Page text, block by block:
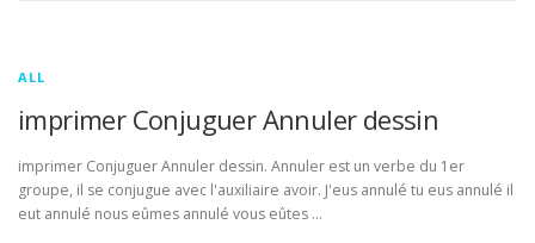
ALL
imprimer Conjuguer Annuler dessin
imprimer Conjuguer Annuler dessin. Annuler est un verbe du 1er
groupe, il se conjugue avec l'auxiliaire avoir. J'eus annulé tu eus annulé il
eut annulé nous eûmes annulé vous eûtes …